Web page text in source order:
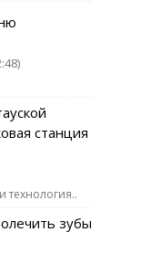
станция
технология..
зубы